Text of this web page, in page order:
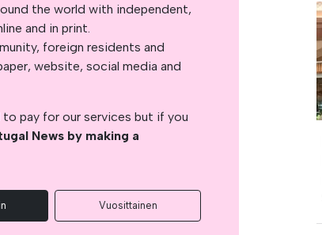
the world with independent,
and in print.
foreign residents and
website, social media and
pay for our services but if you
News by making a
Vuosittainen